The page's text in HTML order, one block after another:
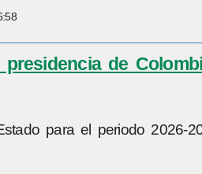
de
para el periodo 2026-